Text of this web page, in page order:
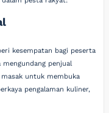
kesempatan bagi peserta
penjual
untuk membuka
pengalaman kuliner,